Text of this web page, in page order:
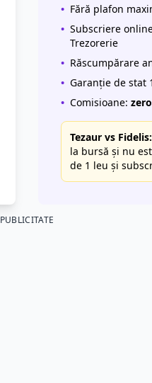
• Fără plafon
• Subscriere
Trezorerie
• Răscumpărare
• Garanție de stat
• Comisioane: zero
Tezaur vs Fidelis:
la bursă și nu
de 1 leu și
PUBLICITATE